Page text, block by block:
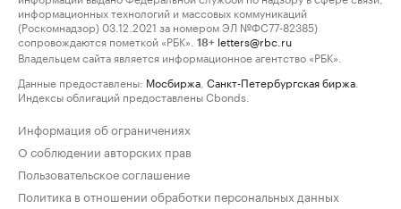
информационных технологий и массовых коммуникаций
(Роскомнадзор) 03.12.2021 за номером ЭЛ №ФС77-82385)
сопровождаются пометкой «РБК».
18+ letters@rbc.ru
Владельцем сайта является информационное агентство «РБК».
Данные предоставлены: Мосбиржа Санкт-Петербургская биржа
Индексы облигаций предоставлены Cbonds.
Информация об ограничениях
О соблюдении авторских прав
Пользовательское соглашение
Политика в отношении обработки персональных данных